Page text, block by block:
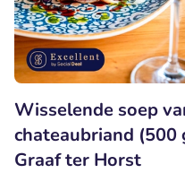
Wisselende soep
chateaubriand (500
Graaf ter Horst